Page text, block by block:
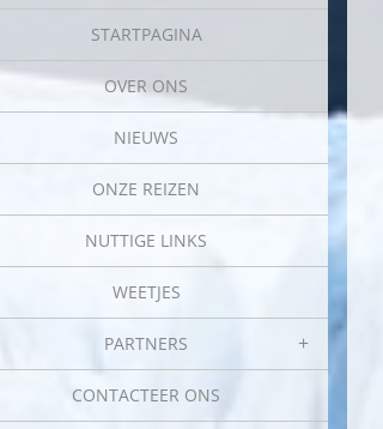
STARTPAGINA
OVER ONS
NIEUWS
ONZE REIZEN
NUTTIGE LINKS
WEETJES
PARTNERS
CONTACTEER ONS